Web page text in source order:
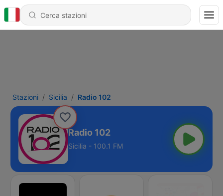
Stazioni Sicilia Radio 102
Radio 102
Sicilia - 100.1 FM